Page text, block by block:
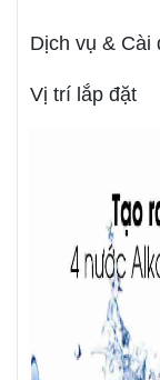
Dịch vụ & Cài
Vị trí lắp đặt